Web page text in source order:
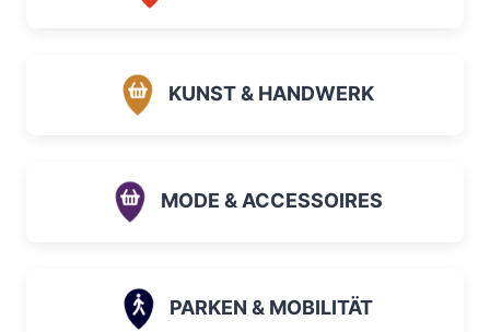
KUNST & HANDWERK
MODE & ACCESSOIRES
PARKEN & MOBILITÄT